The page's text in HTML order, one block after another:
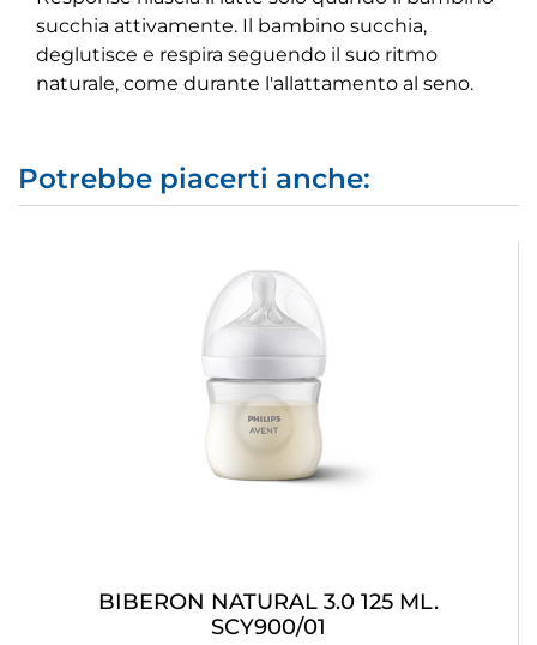
succhia attivamente. Il bambino succhia,
deglutisce e respira seguendo il suo ritmo
naturale, come durante l'allattamento al seno.
Potrebbe piacerti anche:
BIBERON NATURAL 3.0 125 ML.
SCY900/01